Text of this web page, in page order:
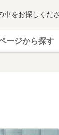
車をお探しくだ
ージから探す